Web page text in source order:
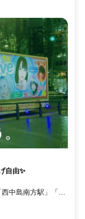
自由✨
中島南方駅」「南